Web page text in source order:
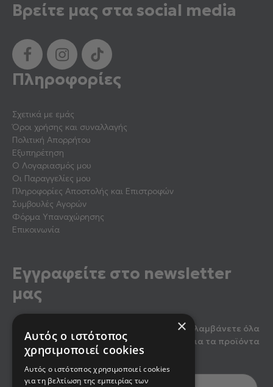
Βρείτε μας στα social media
Πληροφορίες
Σχετικά με εμάς
Όροι χρήσης και συναλλαγής
Πολιτική Απορρήτου
Εξυπηρέτηση
Ο Λογαριασμός μου
Οι Παραγγελίες μου
Πληροφορίες Αποστολής και Επιστροφών
Συμβουλές Αγορών
Φόρμα Υπαναχώρησης
Επικοινωνία
Εγγραφείτε στο newsletter
μας
Κάντε εγγραφή στο newsletter μας για να λαμβάνετε όλα
τα τελευταία νέα, καθώς και προσφορές για τα προϊόντα
μας.
×
Αυτός ο ιστότοπος
χρησιμοποιεί cookies
Αυτός ο ιστότοπος χρησιμοποιεί cookies
για τη βελτίωση της εμπειρίας των